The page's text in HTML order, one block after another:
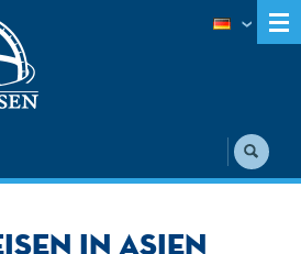
in Asien